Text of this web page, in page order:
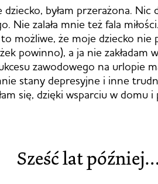
dziecko, byłam przerażona.
Nie zalała mnie też fala
możliwe, że moje dziecko nie
powinno), a ja nie zakładam
zawodowego na urlopie
stany depresyjne i inne
się, dzięki wsparciu w domu i
Sześć lat później…